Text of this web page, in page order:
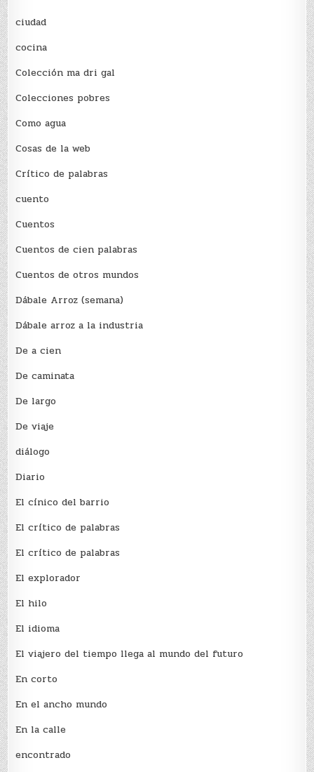
ciudad
cocina
Colección ma dri gal
Colecciones pobres
Como agua
Cosas de la web
Crítico de palabras
cuento
Cuentos
Cuentos de cien palabras
Cuentos de otros mundos
Dábale Arroz (semana)
Dábale arroz a la industria
De a cien
De caminata
De largo
De viaje
diálogo
Diario
El cínico del barrio
El crí­tico de palabras
El crí­tico de palabras
El explorador
El hilo
El idioma
El viajero del tiempo llega al mundo del futuro
En corto
En el ancho mundo
En la calle
encontrado